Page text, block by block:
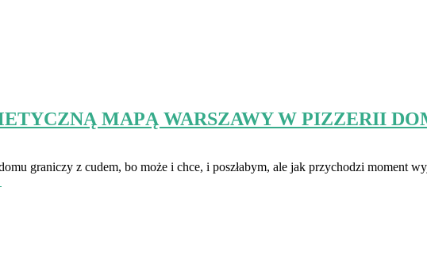
MAPĄ WARSZAWY W PIZZERII
graniczy z cudem, bo może i chce, i poszłabym, ale jak przychodzi moment